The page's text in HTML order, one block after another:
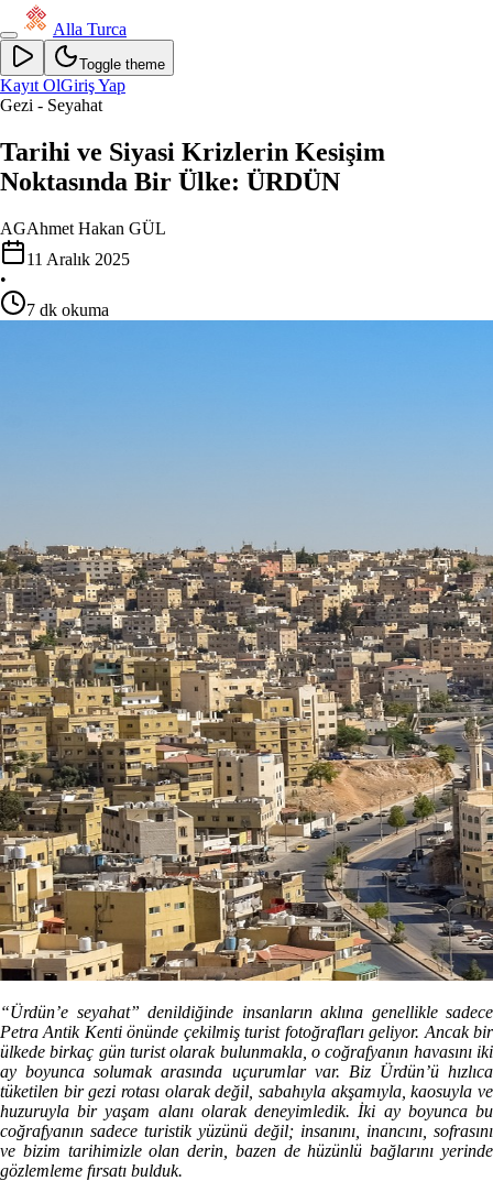
Alla Turca
Toggle theme
Kayıt OlGiriş Yap
Gezi - Seyahat
Tarihi ve Siyasi Krizlerin Kesişim
Noktasında Bir Ülke: ÜRDÜN
AGAhmet Hakan GÜL
11 Aralık 2025
•
7 dk okuma
“Ürdün’e seyahat” denildiğinde insanların aklına genellikle sadece
Petra Antik Kenti önünde çekilmiş turist fotoğrafları geliyor. Ancak bir
ülkede birkaç gün turist olarak bulunmakla, o coğrafyanın havasını iki
ay boyunca solumak arasında uçurumlar var. Biz Ürdün’ü hızlıca
tüketilen bir gezi rotası olarak değil, sabahıyla akşamıyla, kaosuyla ve
huzuruyla bir yaşam alanı olarak deneyimledik. İki ay boyunca bu
coğrafyanın sadece turistik yüzünü değil; insanını, inancını, sofrasını
ve bizim tarihimizle olan derin, bazen de hüzünlü bağlarını yerinde
gözlemleme fırsatı bulduk.